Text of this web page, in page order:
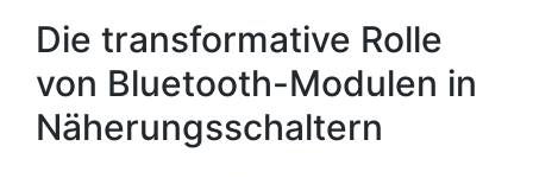
Die transformative Rolle
von Bluetooth-Modulen in
Näherungsschaltern